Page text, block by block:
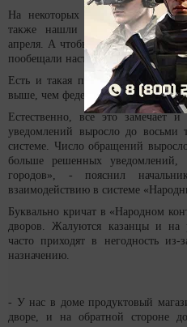
На некоторых объектах,
также нашли нарушения,
апреля. А чтобы впредь этих
пообещали настаивать на введение
Есть и такая проблема -
выше, чем федеральных, чего быть
Естественно, все это замечает
уведомлений выросло до восьми
системе. Число обращений
больше решенных уведомлений,
городов», - пояснил
взаимодействию в системе
Буквально кричат в «Народном
дворов. Жалуются казанцы и на
часто приходят в негодность
назначению.
- У нас в доме продуктовый
дворе, и на обратной стороне